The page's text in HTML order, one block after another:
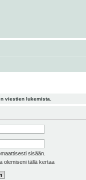
viestien lukemista.
sisään.
olemiseni tällä kertaa